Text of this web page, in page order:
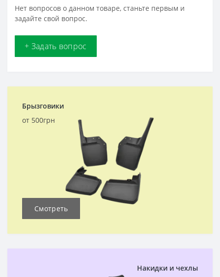
Нет вопросов о данном товаре, станьте первым и
задайте свой вопрос.
+ Задать вопрос
Брызговики
от 500грн
Смотреть
Накидки и чехлы